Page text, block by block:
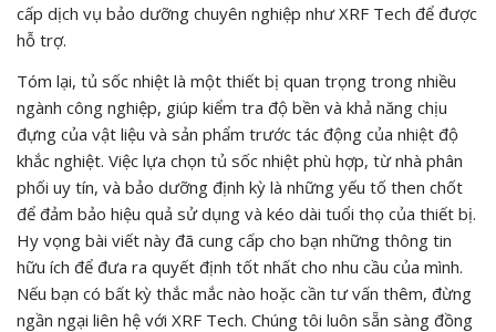
cấp dịch vụ bảo dưỡng chuyên nghiệp như XRF Tech để được
hỗ trợ.
Tóm lại, tủ sốc nhiệt là một thiết bị quan trọng trong nhiều
ngành công nghiệp, giúp kiểm tra độ bền và khả năng chịu
đựng của vật liệu và sản phẩm trước tác động của nhiệt độ
khắc nghiệt. Việc lựa chọn tủ sốc nhiệt phù hợp, từ nhà phân
phối uy tín, và bảo dưỡng định kỳ là những yếu tố then chốt
để đảm bảo hiệu quả sử dụng và kéo dài tuổi thọ của thiết bị.
Hy vọng bài viết này đã cung cấp cho bạn những thông tin
hữu ích để đưa ra quyết định tốt nhất cho nhu cầu của mình.
Nếu bạn có bất kỳ thắc mắc nào hoặc cần tư vấn thêm, đừng
ngần ngại liên hệ với XRF Tech. Chúng tôi luôn sẵn sàng đồng